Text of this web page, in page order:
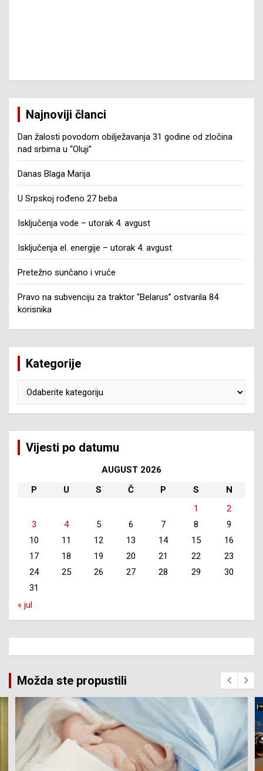
Najnoviji članci
Dan žalosti povodom obilježavanja 31 godine od zločina
nad srbima u “Oluji”
Danas Blaga Marija
U Srpskoj rođeno 27 beba
Isključenja vode – utorak 4. avgust
Isključenja el. energije – utorak 4. avgust
Pretežno sunčano i vruće
Pravo na subvenciju za traktor “Belarus” ostvarila 84
korisnika
Kategorije
Vijesti po datumu
AUGUST 2026
P
U S Č P S
N
1
2
3
4 5 6 7 8
9
10
11 12 13 14 15
16
17
18 19 20 21 22
23
24
25 26 27 28 29
30
31
« jul
Možda ste propustili